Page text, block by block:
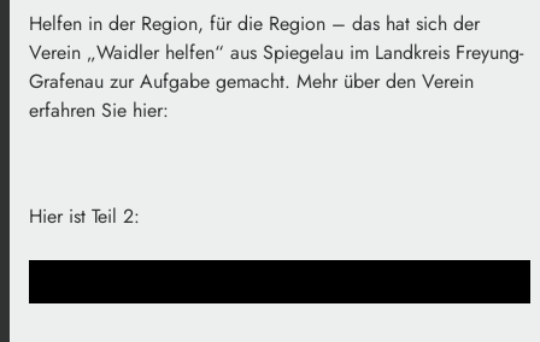
play_arrow "Waidler helfen" - Verein aus Spiegelau hilft
Menschen in Not
00:00 02:28
Helfen in der Region, für die Region – das hat sich der
Verein „Waidler helfen“ aus Spiegelau im Landkreis Freyung-
Grafenau zur Aufgabe gemacht. Mehr über den Verein
erfahren Sie hier:
Hier ist Teil 2: